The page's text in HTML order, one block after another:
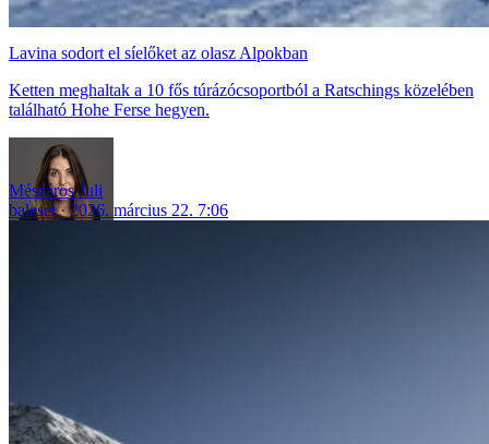
Lavina sodort el síelőket az olasz Alpokban
Ketten meghaltak a 10 fős túrázócsoportból a Ratschings közelében
található Hohe Ferse hegyen.
Mészáros Juli
baleset
2026. március 22. 7:06